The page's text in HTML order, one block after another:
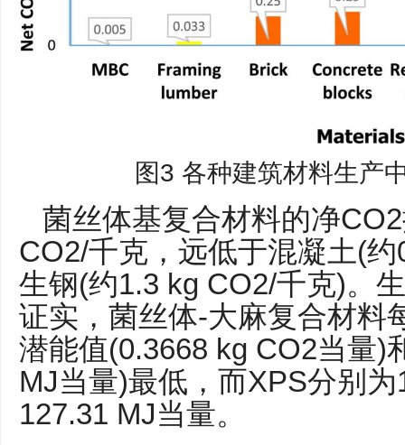
图3 各种建筑材料生产
菌丝体基复合材料的净
CO2/千克，远低于混凝土(
生钢(约1.3 kg CO2/千克)。
证实，菌丝体-大麻复合材料
潜能值(0.3668 kg CO2当量)
MJ当量)最低，而XPS分别
127.31 MJ当量。